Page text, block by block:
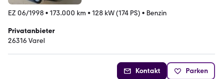
EZ 06/1998• 173.000 km • 128 kW (174 PS) • Benzin
Privatanbieter
26316 Varel
Kontakt Parken